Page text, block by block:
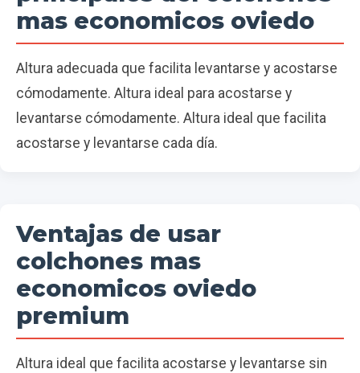
mas economicos oviedo
Altura adecuada que facilita levantarse y acostarse
cómodamente. Altura ideal para acostarse y
levantarse cómodamente. Altura ideal que facilita
acostarse y levantarse cada día.
Ventajas de usar
colchones mas
economicos oviedo
premium
Altura ideal que facilita acostarse y levantarse sin